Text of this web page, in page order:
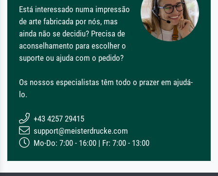
Está interessado numa impressão
de arte fabricada por nós, mas
ainda não se decidiu? Precisa de
aconselhamento para escolher o
suporte ou ajuda com o pedido?
Os nossos especialistas têm todo o prazer em ajudá-
lo.
+43 4257 29415
support@meisterdrucke.com
Mo-Do: 7:00 - 16:00 | Fr: 7:00 - 13:00